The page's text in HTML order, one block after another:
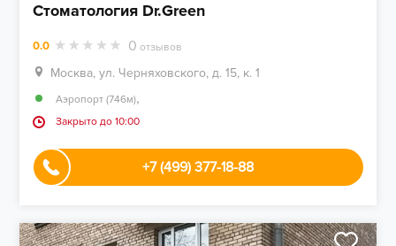
Стоматология Dr.Green
0.0 0 отзывов
Москва, ул. Черняховского, д. 15, к. 1
Аэропорт (746м),
Закрыто до 10:00
+7 (499) 377-18-88